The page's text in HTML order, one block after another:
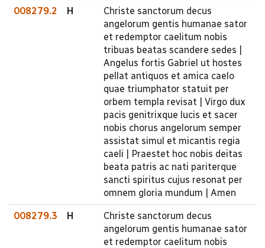
008279.2 H
Christe sanctorum decus
angelorum gentis humanae sator
et redemptor caelitum nobis
tribuas beatas scandere sedes |
Angelus fortis Gabriel ut hostes
pellat antiquos et amica caelo
quae triumphator statuit per
orbem templa revisat | Virgo dux
pacis genitrixque lucis et sacer
nobis chorus angelorum semper
assistat simul et micantis regia
caeli | Praestet hoc nobis deitas
beata patris ac nati pariterque
sancti spiritus cujus resonat per
omnem gloria mundum | Amen
008279.3 H
Christe sanctorum decus
angelorum gentis humanae sator
et redemptor caelitum nobis